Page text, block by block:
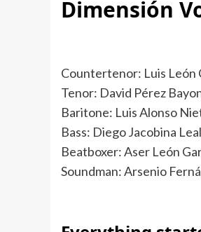
Dimensión
Countertenor: Luis León
Tenor: David Pérez
Baritone: Luis Alonso
Bass: Diego Jacobina
Beatboxer: Aser León
Soundman: Arsenio